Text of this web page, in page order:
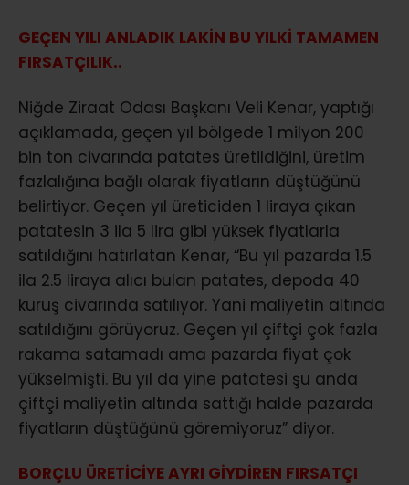
GEÇEN YILI ANLADIK LAKİN BU YILKİ TAMAMEN
FIRSATÇILIK..
Niğde Ziraat Odası Başkanı Veli Kenar, yaptığı
açıklamada, geçen yıl bölgede 1 milyon 200
bin ton civarında patates üretildiğini, üretim
fazlalığına bağlı olarak fiyatların düştüğünü
belirtiyor. Geçen yıl üreticiden 1 liraya çıkan
patatesin 3 ila 5 lira gibi yüksek fiyatlarla
satıldığını hatırlatan Kenar, “Bu yıl pazarda 1.5
ila 2.5 liraya alıcı bulan patates, depoda 40
kuruş civarında satılıyor. Yani maliyetin altında
satıldığını görüyoruz. Geçen yıl çiftçi çok fazla
rakama satamadı ama pazarda fiyat çok
yükselmişti. Bu yıl da yine patatesi şu anda
çiftçi maliyetin altında sattığı halde pazarda
fiyatların düştüğünü göremiyoruz” diyor.
BORÇLU ÜRETİCİYE AYRI GİYDİREN FIRSATÇI